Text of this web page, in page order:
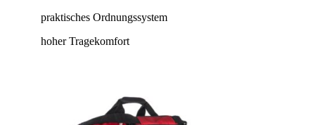
praktisches Ordnungssystem
hoher Tragekomfort